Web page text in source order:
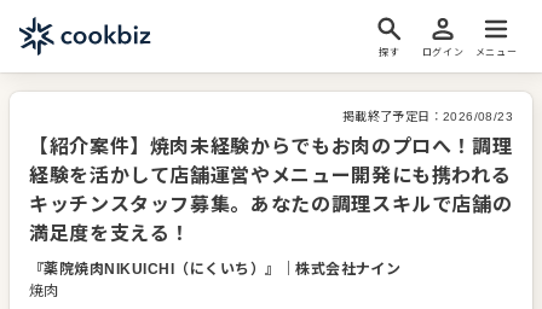
探す ログイン メニュー
掲載終了予定日： 2026/08/23
【紹介案件】焼肉未経験からでもお肉のプロへ！調理
経験を活かして店舗運営やメニュー開発にも携われる
キッチンスタッフ募集。あなたの調理スキルで店舗の
満足度を支える！
『薬院焼肉NIKUICHI（にくいち）』 ｜株式会社ナイン
焼肉